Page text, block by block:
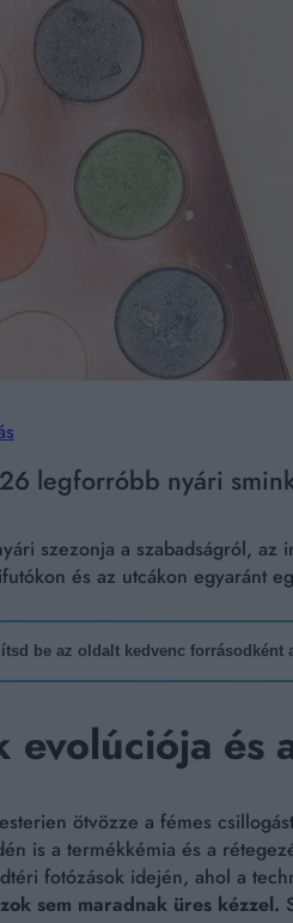
legforróbb nyári
szezonja a szabadságról,
és az utcákon egyaránt
be az oldalt kedvenc forrásodként
evolúciója és
ötvözze a fémes
is a termékkémia és a
fotózások idején, ahol a
sem maradnak üres kézzel.